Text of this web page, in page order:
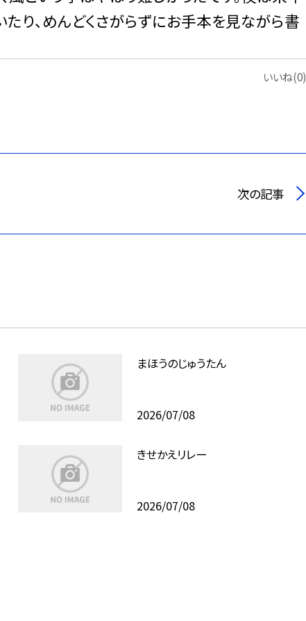
り、めんどくさがらずにお手本を見ながら書
いいね(0)
次の記事
まほうのじゅうたん
2026/07/08
きせかえリレー
2026/07/08